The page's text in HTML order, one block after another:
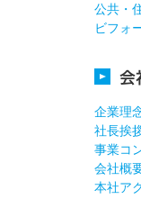
公共・
ビフォ
会
企業理
社長挨
事業コ
会社概
本社ア